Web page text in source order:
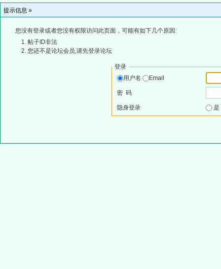
提示信息 »
您没有登录或者您没有权限访问此页面，可能有如下几个原因:
帖子ID非法
您还不是论坛会员,请先登录论坛
登录
用户名
Email
密 码
隐身登录